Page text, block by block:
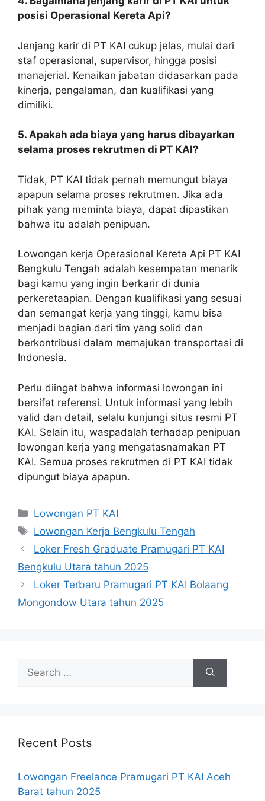
posisi Operasional Kereta Api?
Jenjang karir di PT KAI cukup jelas, mulai dari
staf operasional, supervisor, hingga posisi
manajerial. Kenaikan jabatan didasarkan pada
kinerja, pengalaman, dan kualifikasi yang
dimiliki.
5. Apakah ada biaya yang harus dibayarkan
selama proses rekrutmen di PT KAI?
Tidak, PT KAI tidak pernah memungut biaya
apapun selama proses rekrutmen. Jika ada
pihak yang meminta biaya, dapat dipastikan
bahwa itu adalah penipuan.
Lowongan kerja Operasional Kereta Api PT KAI
Bengkulu Tengah adalah kesempatan menarik
bagi kamu yang ingin berkarir di dunia
perkeretaapian. Dengan kualifikasi yang sesuai
dan semangat kerja yang tinggi, kamu bisa
menjadi bagian dari tim yang solid dan
berkontribusi dalam memajukan transportasi di
Indonesia.
Perlu diingat bahwa informasi lowongan ini
bersifat referensi. Untuk informasi yang lebih
valid dan detail, selalu kunjungi situs resmi PT
KAI. Selain itu, waspadalah terhadap penipuan
lowongan kerja yang mengatasnamakan PT
KAI. Semua proses rekrutmen di PT KAI tidak
dipungut biaya apapun.
Categories
Lowongan PT KAI
Tags
Lowongan Kerja Bengkulu Tengah
Loker Fresh Graduate Pramugari PT KAI
Bengkulu Utara tahun 2025
Loker Terbaru Pramugari PT KAI Bolaang
Mongondow Utara tahun 2025
for:
Recent Posts
Lowongan Freelance Pramugari PT KAI Aceh
Barat tahun 2025